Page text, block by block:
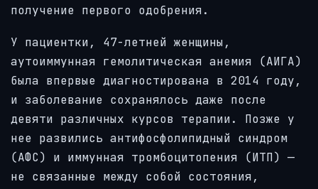
получение первого одобрения.
У пациентки, 47-летней женщины,
аутоиммунная гемолитическая анемия (АИГА)
была впервые диагностирована в 2014 году,
и заболевание сохранялось даже после
девяти различных курсов терапии. Позже у
нее развились антифосфолипидный синдром
(АФС) и иммунная тромбоцитопения (ИТП) —
не связанные между собой состояния,